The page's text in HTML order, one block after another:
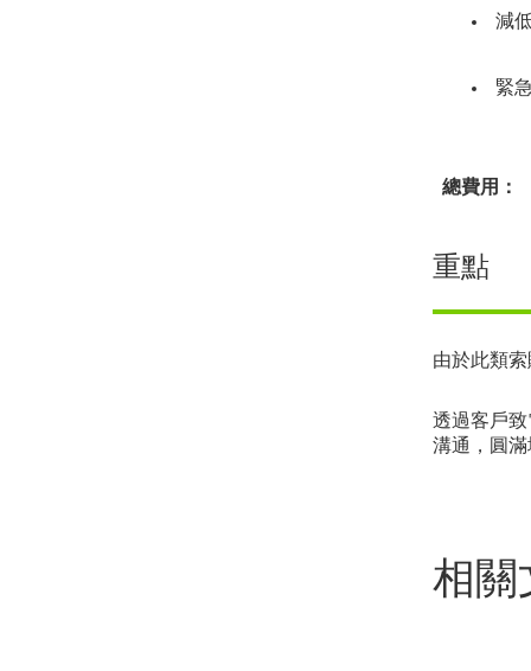
減
緊
總費用：
重點
由於此類
透過客戶
溝通，圓
相關